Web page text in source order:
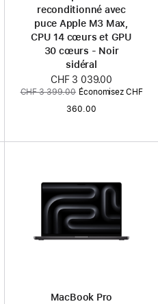
reconditionné avec
puce Apple M3 Max,
CPU 14 cœurs et GPU
30 cœurs - Noir
sidéral
Nouveau
prix
CHF 3 039.00
Ancien
CHF 3 399.00 Économisez CHF
360.00
MacBook Pro